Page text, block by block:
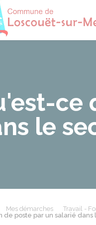
ce
le
Mes démarches Travail -
de poste par un salarié dans